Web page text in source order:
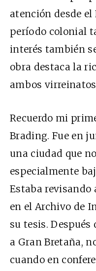
atención desde
período colonial
interés también
obra destaca la
ambos
Recuerdo mi
Brading. Fue en
una ciudad que
especialmente
Estaba
en el Archivo de
su tesis. Después
a Gran Bretaña,
cuando en